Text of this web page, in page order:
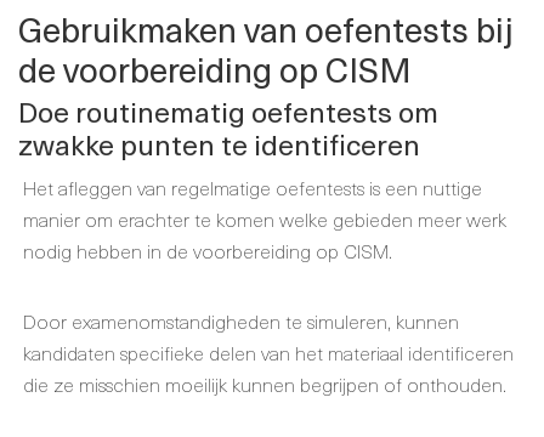
Gebruikmaken van oefentests bij
de voorbereiding op CISM
Doe routinematig oefentests om
zwakke punten te identificeren
Het afleggen van regelmatige oefentests is een nuttige
manier om erachter te komen welke gebieden meer werk
nodig hebben in de voorbereiding op CISM.
Door examenomstandigheden te simuleren, kunnen
kandidaten specifieke delen van het materiaal identificeren
die ze misschien moeilijk kunnen begrijpen of onthouden.